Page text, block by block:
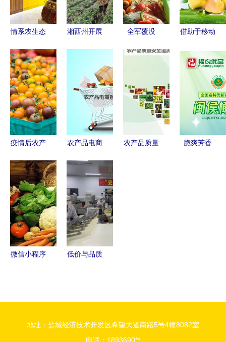
情系农生态
超市 | 从黑
土地到邻里
间，重塑社
区零售生态
湘西州开展
众“舌尖上
的安全”
全军覆没
后真相
借助于移动
靠农创帮助
乡亲们找线
索去!？帮
你看着链接
疫情后农产
机遇与六道
难关
农产品电商
端客户，破
局传统销售
难题
农产品质量
脆爽芳香
微信小程序
低价与品质
农产品引领
地址：盐城经济技术开发区希望大道南路5号4幢8082室
电话：1893690**